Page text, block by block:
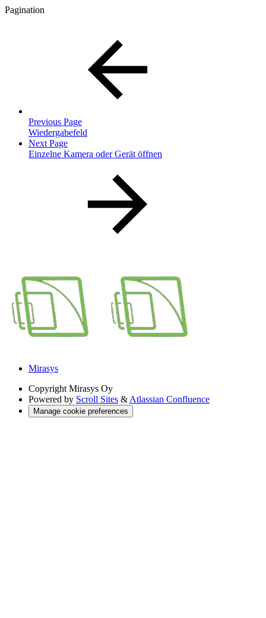
Pagination
Previous Page
Wiedergabefeld
Next Page
Einzelne Kamera oder Gerät öffnen
Mirasys
Copyright Mirasys Oy
Powered by Scroll Sites & Atlassian Confluence
Manage cookie preferences